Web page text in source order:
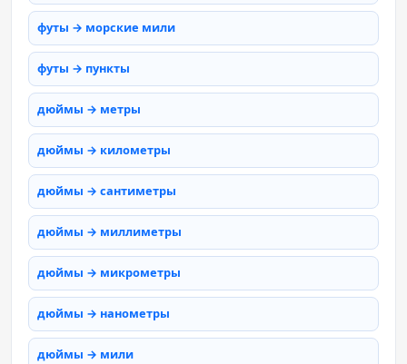
футы → морские мили
футы → пункты
дюймы → метры
дюймы → километры
дюймы → сантиметры
дюймы → миллиметры
дюймы → микрометры
дюймы → нанометры
дюймы → мили